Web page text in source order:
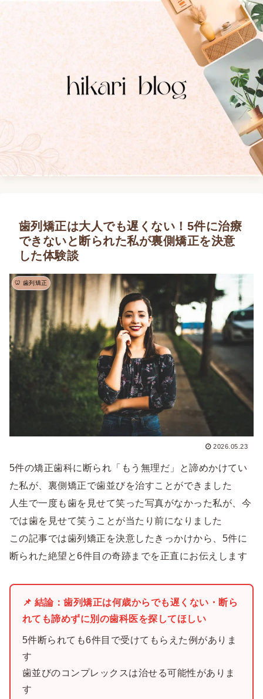
歯列矯正は大人でも遅くない！5件に治療
できないと断られた私が裏側矯正を決意
した体験談
🦷 歯列矯正
2026.05.23
5件の矯正歯科に断られ「もう無理だ」と諦めかけてい
た私が、裏側矯正で歯並びを治すことができました
人生で一度も歯を見せて笑った写真がなかった私が、今
では歯を見せて笑うことが当たり前になりました
この記事では歯列矯正を決意したきっかけから、5件に
断られた絶望と6件目の奇跡までを正直にお伝えします
📌 結論：歯列矯正は何歳からでも遅くない・断ら
れても諦めずに別の歯科医を探してほしい
5件断られても6件目で受けてもらえた例がありま
す
歯並びのコンプレックスは治せる可能性がありま
す